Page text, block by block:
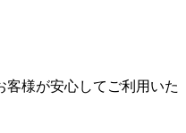
様が安心してご利用いた